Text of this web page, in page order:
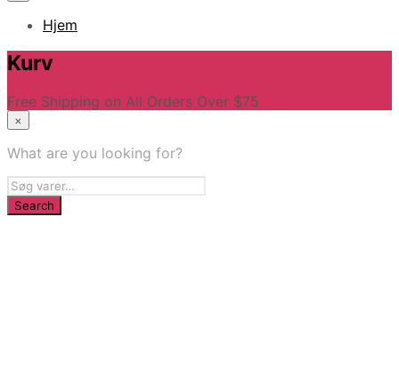
Hjem
Kurv
Free Shipping on All Orders Over $75
×
What are you looking for?